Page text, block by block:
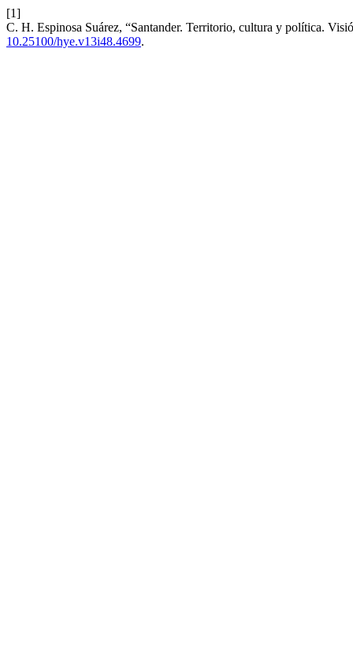
[1]
C. H. Espinosa Suárez, “Santander. Territorio, cultura y política.
10.25100/hye.v13i48.4699.